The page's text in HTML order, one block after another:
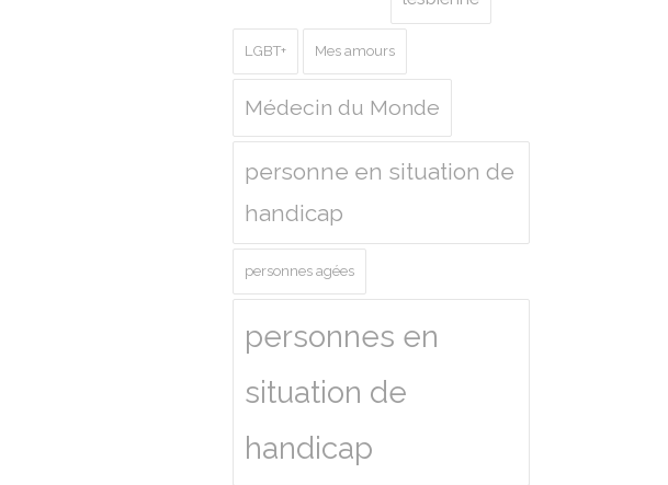
LGBT+ Mes amours
Médecin du Monde
personne en situation de
handicap
personnes agées
personnes en
situation de
handicap